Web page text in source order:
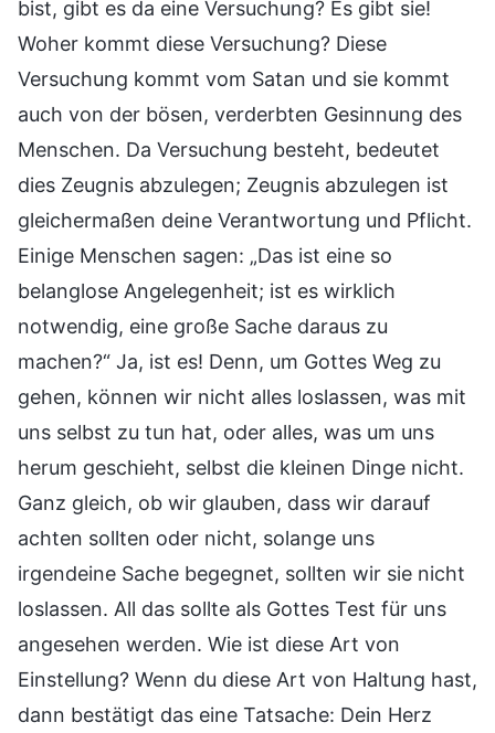
bist, gibt es da eine Versuchung? Es gibt sie!
Woher kommt diese Versuchung? Diese
Versuchung kommt vom Satan und sie kommt
auch von der bösen, verderbten Gesinnung des
Menschen. Da Versuchung besteht, bedeutet
dies Zeugnis abzulegen; Zeugnis abzulegen ist
gleichermaßen deine Verantwortung und Pflicht.
Einige Menschen sagen: „Das ist eine so
belanglose Angelegenheit; ist es wirklich
notwendig, eine große Sache daraus zu
machen?“ Ja, ist es! Denn, um Gottes Weg zu
gehen, können wir nicht alles loslassen, was mit
uns selbst zu tun hat, oder alles, was um uns
herum geschieht, selbst die kleinen Dinge nicht.
Ganz gleich, ob wir glauben, dass wir darauf
achten sollten oder nicht, solange uns
irgendeine Sache begegnet, sollten wir sie nicht
loslassen. All das sollte als Gottes Test für uns
angesehen werden. Wie ist diese Art von
Einstellung? Wenn du diese Art von Haltung hast,
dann bestätigt das eine Tatsache: Dein Herz